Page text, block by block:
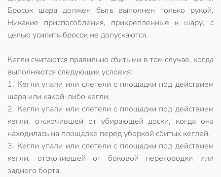
Бросок шара должен быть выполнен только рукой.
Никакие приспособления, прикрепленные к шару, с
целью усилить бросок не допускаются.
Кегли считаются правильно сбитыми в том случае, когда
выполняются следующие условия:
1. Кегли упали или слетели с площадки под действием
шара или какой-либо кегли.
2. Кегли упали или слетели с площадки под действием
кегли, отскочившей от убирающей доски, когда она
находилась на площадке перед уборкой сбитых кеглей.
3. Кегли упали или слетели с площадки под действием
кегли, отскочившей от боковой перегородки или
заднего борта.